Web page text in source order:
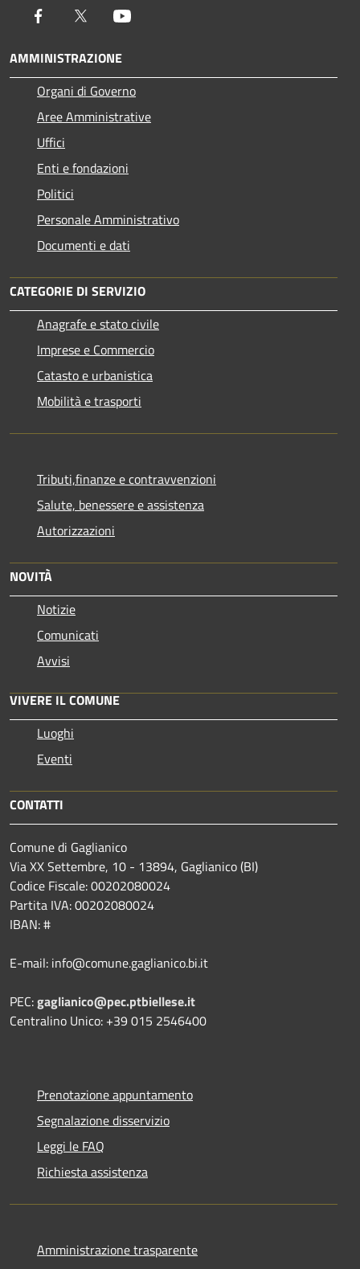
Facebook Twitter
AMMINISTRAZIONE
Organi di Governo
Aree Amministrative
Uffici
Enti e fondazioni
Politici
Personale Amministrativo
Documenti e dati
CATEGORIE DI SERVIZIO
Anagrafe e stato civile
Imprese e Commercio
Catasto e urbanistica
Mobilità e trasporti
Tributi,finanze e contravvenzioni
Salute, benessere e assistenza
Autorizzazioni
NOVITÀ
Notizie
Comunicati
Avvisi
VIVERE IL COMUNE
Luoghi
Eventi
CONTATTI
Comune di Gaglianico
Via XX Settembre, 10 - 13894, Gaglianico (BI)
Codice Fiscale: 00202080024
Partita IVA: 00202080024
IBAN: #
E-mail: info@comune.gaglianico.bi.it
PEC:gaglianico@pec.ptbiellese.it
Centralino Unico: +39 015 2546400
Prenotazione appuntamento
Segnalazione disservizio
Leggi le FAQ
Richiesta assistenza
Amministrazione trasparente